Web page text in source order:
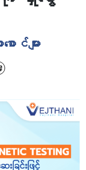
ာင်များ